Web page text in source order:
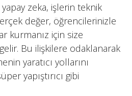
zeka, işlerin teknik
değer, öğrencilerinizle
kurmanız için size
Bu ilişkilere odaklanarak
yaratıcı yollarını
yapıştırıcı gibi